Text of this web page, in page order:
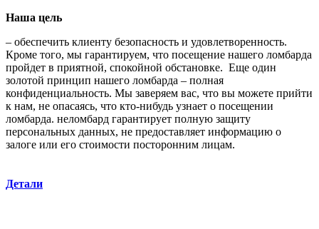
Наша цель
– обеспечить клиенту безопасность и удовлетворенность.
Кроме того, мы гарантируем, что посещение нашего ломбарда
пройдет в приятной, спокойной обстановке. Еще один
золотой принцип нашего ломбарда – полная
конфиденциальность. Мы заверяем вас, что вы можете прийти
к нам, не опасаясь, что кто-нибудь узнает о посещении
ломбарда. неломбард гарантирует полную защиту
персональных данных, не предоставляет информацию о
залоге или его стоимости посторонним лицам.
Детали